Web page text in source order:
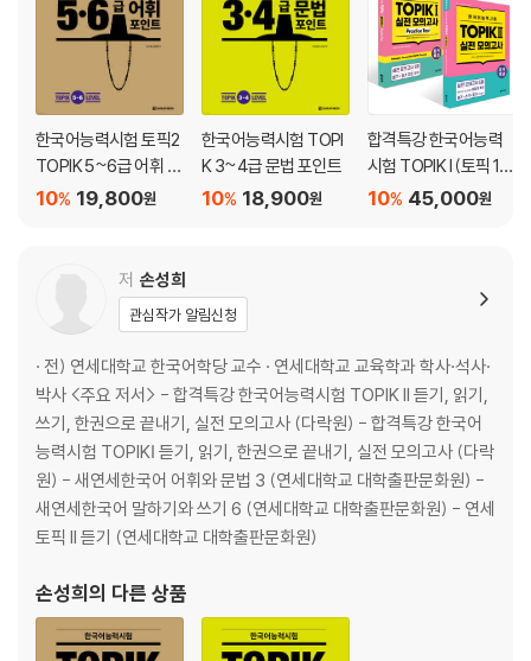
Reading Plus
유형3 전체 내용 이해하기
유형3A
1. 광고문의 의미 파악하기
2. 글의 주제 파악하기
3. 머리기사의 의미 파악하기
2. 글의 주제 파악하기
3. 머리기사의 의미 파악하기
Reading Plus
유형4 세부 내용 이해하기
유형4A
1. 안내문의 내용 파악하기
2. 그래프의 내용 파악하기
3. 기사의 내용 이해하기
4. 수필의 내용 파악하기
6. 소설의 내용 파악하기
7. 칼럼의 내용 파악하기
유형4B
한국어능력시험 토픽2
TOPIK 5~6급 어휘 포
인트 19,800원
10%
한국어능력시험 TOPI
K 3~4급 문법 포인트
18,900원
10%
합격특강 한국어능력
시험 TOPIK I (토픽 1)
+ TOPIK II (토픽 2) 실
45,000원
10%
저 손성희
관심작가 알림신청
· 전) 연세대학교 한국어학당 교수 · 연세대학교 교육학과 학사·석사·
박사 <주요 저서> - 합격특강 한국어능력시험 TOPIK II 듣기, 읽기,
쓰기, 한권으로 끝내기, 실전 모의고사 (다락원) - 합격특강 한국어
능력시험 TOPIKⅠ 듣기, 읽기, 한권으로 끝내기, 실전 모의고사 (다락
원) - 새연세한국어 어휘와 문법 3 (연세대학교 대학출판문화원) -
새연세한국어 말하기와 쓰기 6 (연세대학교 대학출판문화원) - 연세
토픽 II 듣기 (연세대학교 대학출판문화원)
손성희의 다른 상품